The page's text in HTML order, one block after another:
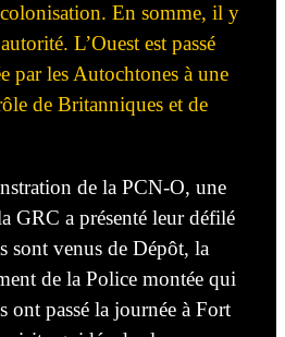
En somme, il y
L’Ouest est passé
par lesAutochtones à une
de Britanniques et de
de la PCN-O, une
GRC a présenté leurdéfilé
sont venus de Dépôt, la
de la Police montée qui
ont passé la journée à Fort